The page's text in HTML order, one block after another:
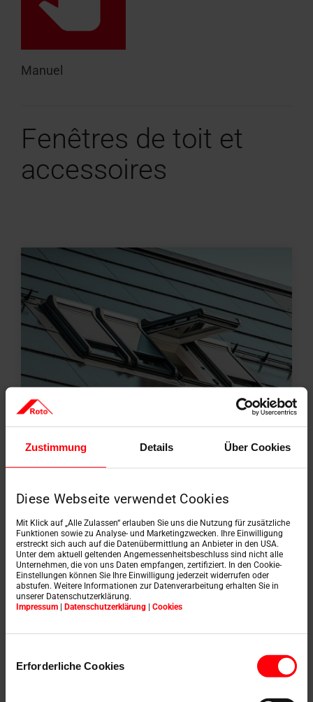
Zustimmung Details Über Cookies
Diese Webseite verwendet Cookies
Mit Klick auf „Alle Zulassen“ erlauben Sie uns die Nutzung für zusätzliche
Funktionen sowie zu Analyse- und Marketingzwecken. Ihre Einwilligung
erstreckt sich auch auf die Datenübermittlung an Anbieter in den USA.
Unter dem aktuell geltenden Angemessenheitsbeschluss sind nicht alle
Unternehmen, die von uns Daten empfangen, zertifiziert. In den Cookie-
Einstellungen können Sie Ihre Einwilligung jederzeit widerrufen oder
abstufen. Weitere Informationen zur Datenverarbeitung erhalten Sie in
unserer Datenschutzerklärung.
Impressum | Datenschutzerklärung | Cookies
Erforderliche Cookies
Manuel
Fenêtres de toit et
accessoires